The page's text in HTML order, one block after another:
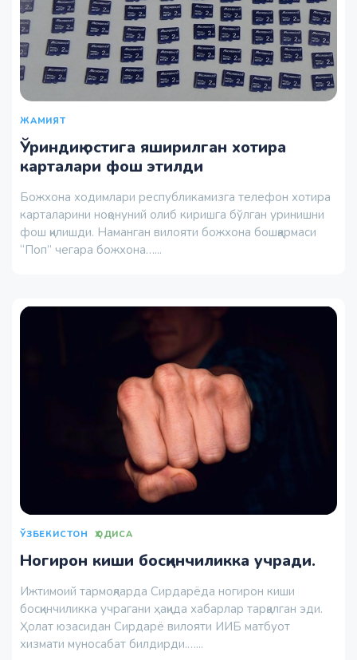
ЖАМИЯТ
Ўриндиқ остига яширилган хотира
карталари фош этилди
Божхона ходимлари республикамизга телефон хотира
карталарини ноқонуний олиб киришга бўлган уринишни
фош қилишди. Наманган вилояти божхона бошқармаси
“Поп” чегара божхона…...
ЎЗБЕКИСТОН ҲОДИСА
Ногирон киши босқинчиликка учради.
Ижтимоий тармоқларда Сирдарёда ногирон киши
босқинчиликка учрагани ҳақида хабарлар тарқалган эди.
Ҳолат юзасидан Сирдарё вилояти ИИБ матбуот
хизмати муносабат билдирди.…...